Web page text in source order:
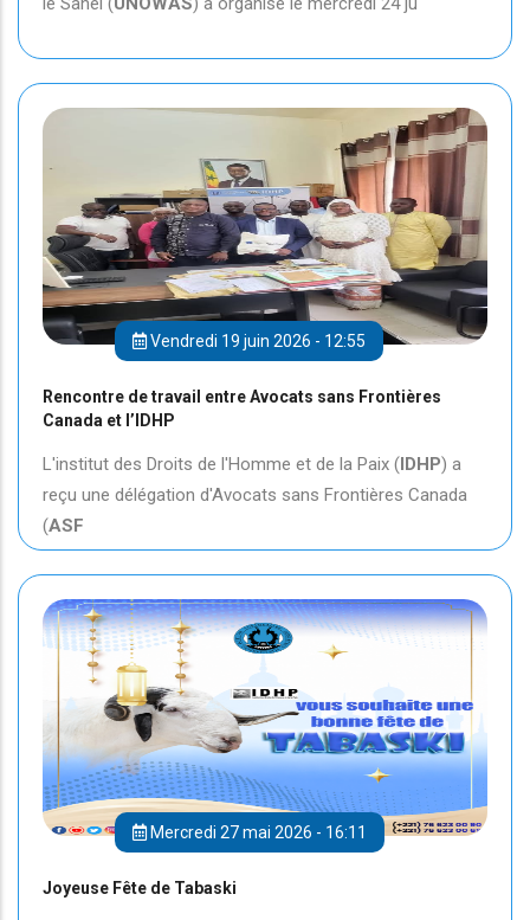
Vendredi 19 juin 2026 - 12:55
Rencontre de travail entre Avocats sans Frontières
Canada et l’IDHP
L'institut des Droits de l'Homme et de la Paix (IDHP) a
reçu une délégation d'Avocats sans Frontières Canada
(ASF
Mercredi 27 mai 2026 - 16:11
Joyeuse Fête de Tabaski